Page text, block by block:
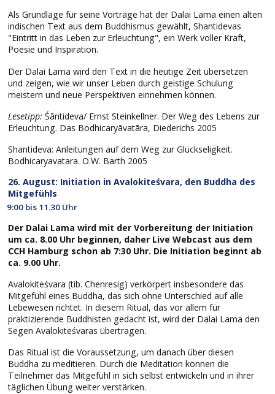
Als Grundlage für seine Vorträge hat der Dalai Lama einen alten
indischen Text aus dem Buddhismus gewählt, Shantidevas
"Eintritt in das Leben zur Erleuchtung", ein Werk voller Kraft,
Poesie und Inspiration.
Der Dalai Lama wird den Text in die heutige Zeit übersetzen
und zeigen, wie wir unser Leben durch geistige Schulung
meistern und neue Perspektiven einnehmen können.
Lesetipp: Śāntideva/ Ernst Steinkellner. Der Weg des Lebens zur
Erleuchtung. Das Bodhicaryāvatāra, Diederichs 2005
Shantideva: Anleitungen auf dem Weg zur Glückseligkeit.
Bodhicaryavatara. O.W. Barth 2005
26. August: Initiation in Avalokiteśvara, den Buddha des
Mitgefühls
9:00 bis 11.30 Uhr
Der Dalai Lama wird mit der Vorbereitung der Initiation
um ca. 8.00 Uhr beginnen, daher Live Webcast aus dem
CCH Hamburg schon ab 7:30 Uhr. Die Initiation beginnt ab
ca. 9.00 Uhr.
Avalokiteśvara (tib. Chenresig) verkörpert insbesondere das
Mitgefühl eines Buddha, das sich ohne Unterschied auf alle
Lebewesen richtet. In diesem Ritual, das vor allem für
praktizierende Buddhisten gedacht ist, wird der Dalai Lama den
Segen Avalokiteśvaras übertragen.
Das Ritual ist die Voraussetzung, um danach über diesen
Buddha zu meditieren. Durch die Meditation können die
Teilnehmer das Mitgefühl in sich selbst entwickeln und in ihrer
täglichen Übung weiter verstärken.